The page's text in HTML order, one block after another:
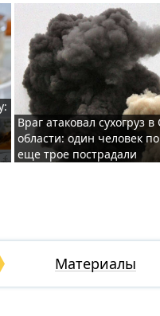
Враг атаковал сухогруз
области: один человек
еще трое пострадали
Материалы